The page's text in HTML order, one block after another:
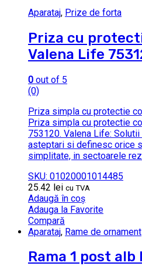
Aparataj, Prize de forta
Priza cu
Valena Life
0 out of 5
(0)
Priza simpla cu protectie
Priza simpla cu protectie
753120. Valena Life:
asteptari si definesc orice
simplitate, in sectoarele
SKU: 01020001014485
25.42 lei cu TVA
Adaugă în coș
Adauga la Favorite
Compară
Aparataj, Rame de ornament
Rama 1 post alb